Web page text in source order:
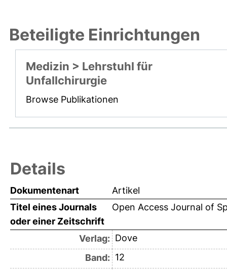
Beteiligte Einrichtungen
Medizin > Lehrstuhl für
Unfallchirurgie
Browse Publikationen
Details
Dokumentenart
Artikel
Titel eines Journals
oder einer Zeitschrift
Open Access Journal of
Verlag: Dove
Band: 12